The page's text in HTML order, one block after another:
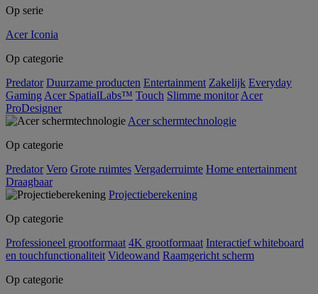
Op serie
Acer Iconia
Op categorie
Predator Duurzame producten Entertainment Zakelijk Everyday
Gaming Acer SpatialLabs™ Touch Slimme monitor Acer
ProDesigner
Acer schermtechnologie
Op categorie
Predator Vero Grote ruimtes Vergaderruimte Home entertainment
Draagbaar
Projectieberekening
Op categorie
Professioneel grootformaat 4K grootformaat Interactief whiteboard
en touchfunctionaliteit Videowand Raamgericht scherm
Op categorie